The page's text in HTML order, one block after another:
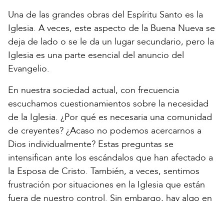
Una de las grandes obras del Espíritu Santo es la
Iglesia. A veces, este aspecto de la Buena Nueva se
deja de lado o se le da un lugar secundario, pero la
Iglesia es una parte esencial del anuncio del
Evangelio.
En nuestra sociedad actual, con frecuencia
escuchamos cuestionamientos sobre la necesidad
de la Iglesia. ¿Por qué es necesaria una comunidad
de creyentes? ¿Acaso no podemos acercarnos a
Dios individualmente? Estas preguntas se
intensifican ante los escándalos que han afectado a
la Esposa de Cristo. También, a veces, sentimos
frustración por situaciones en la Iglesia que están
fuera de nuestro control. Sin embargo, hay algo en